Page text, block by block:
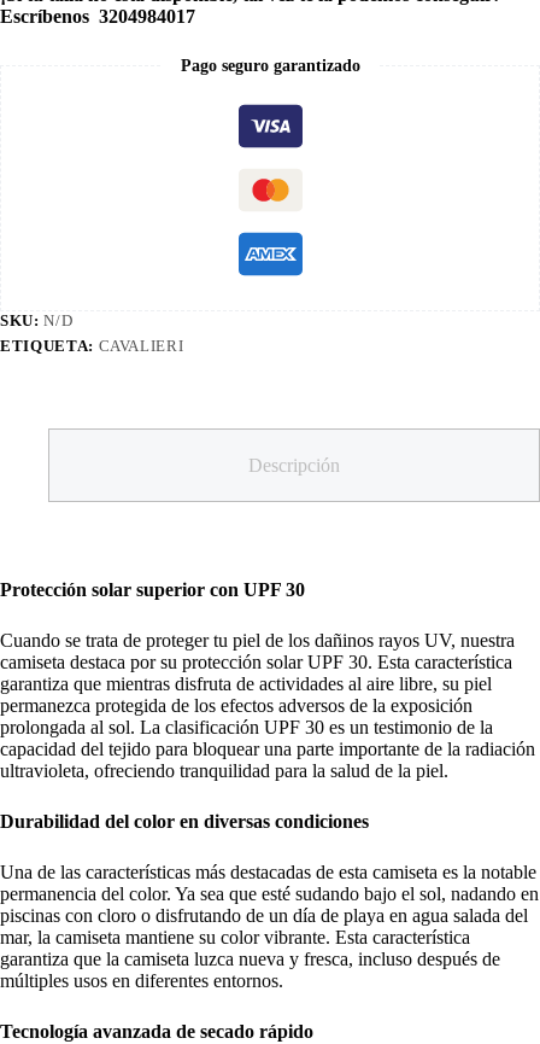
Escríbenos 3204984017
Pago seguro garantizado
SKU:N/D
ETIQUETA: CAVALIERI
Descripción
Protección solar superior con UPF 30
Cuando se trata de proteger tu piel de los dañinos rayos UV, nuestra
camiseta destaca por su protección solar UPF 30. Esta característica
garantiza que mientras disfruta de actividades al aire libre, su piel
permanezca protegida de los efectos adversos de la exposición
prolongada al sol. La clasificación UPF 30 es un testimonio de la
capacidad del tejido para bloquear una parte importante de la radiación
ultravioleta, ofreciendo tranquilidad para la salud de la piel.
Durabilidad del color en diversas condiciones
Una de las características más destacadas de esta camiseta es la notable
permanencia del color. Ya sea que esté sudando bajo el sol, nadando en
piscinas con cloro o disfrutando de un día de playa en agua salada del
mar, la camiseta mantiene su color vibrante. Esta característica
garantiza que la camiseta luzca nueva y fresca, incluso después de
múltiples usos en diferentes entornos.
Tecnología avanzada de secado rápido